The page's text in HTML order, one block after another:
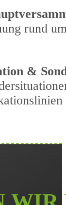
rund
&